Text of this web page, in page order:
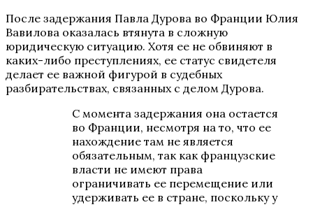
После задержания Павла Дурова во Франции Юлия
Вавилова оказалась втянута в сложную
юридическую ситуацию. Хотя ее не обвиняют в
каких-либо преступлениях, ее статус свидетеля
делает ее важной фигурой в судебных
разбирательствах, связанных с делом Дурова.
С момента задержания она остается
во Франции, несмотря на то, что ее
нахождение там не является
обязательным, так как французские
власти не имеют права
ограничивать ее перемещение или
удерживать ее в стране, поскольку у